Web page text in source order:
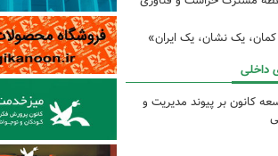
کمان، یک نشان، یک ایران»
داخلی
کانون بر پیوند مدیریت و